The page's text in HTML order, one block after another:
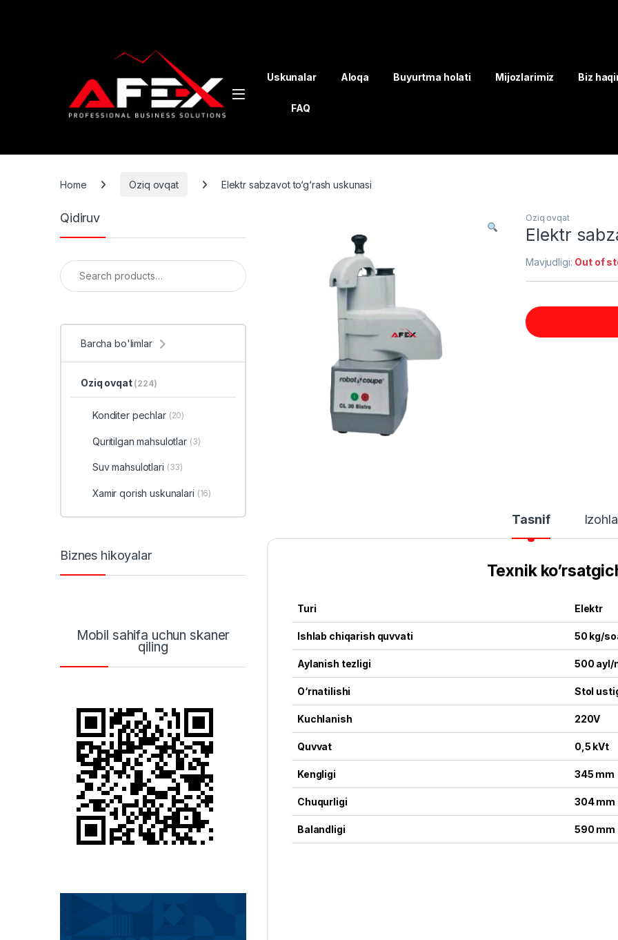
Uskunalar Aloqa Buyurtma holati Mijozlarimiz Biz
FAQ
Home Oziq ovqat Elektr sabzavot to‘g‘rash uskunasi
Oziq ovqat
Elektr
Mavjudligi: Out of
Tasnif
Texnik
Turi Elektr
Ishlab chiqarish quvvati 50 kg/
Aylanish tezligi 500 ayl/
O‘rnatilishi Stol
Kuchlanish 220V
Quvvat 0,5 kVt
Kengligi 345 mm
Chuqurligi 304 mm
Balandligi 590 mm
Qidiruv
Search for:
Barcha bo'limlar
Oziq ovqat (224)
Konditer pechlar (20)
Quritilgan mahsulotlar (3)
Suv mahsulotlari (33)
Xamir qorish uskunalari (16)
Biznes hikoyalar
Mobil sahifa uchun skaner
qiling